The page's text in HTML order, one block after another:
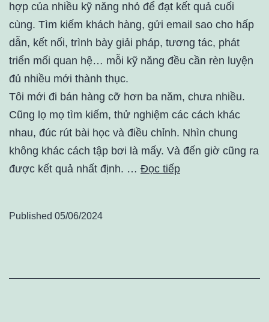
hợp của nhiều kỹ năng nhỏ để đạt kết quả cuối
cùng. Tìm kiếm khách hàng, gửi email sao cho hấp
dẫn, kết nối, trình bày giải pháp, tương tác, phát
triển mối quan hệ… mỗi kỹ năng đều cần rèn luyện
đủ nhiều mới thành thục.
Tôi mới đi bán hàng cỡ hơn ba năm, chưa nhiều.
Cũng lọ mọ tìm kiếm, thử nghiệm các cách khác
nhau, đúc rút bài học và điều chỉnh. Nhìn chung
không khác cách tập bơi là mấy. Và đến giờ cũng ra
được kết quả nhất định. … Đọc tiếp
Published 05/06/2024